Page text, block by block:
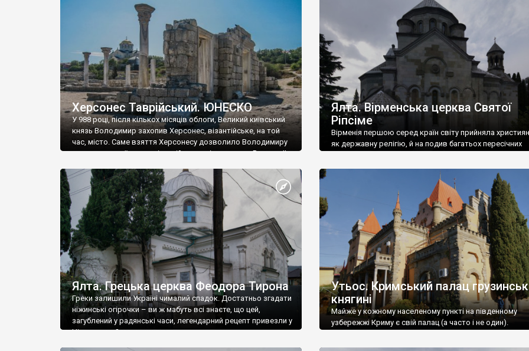
візантійської доби. Раритети викрадені з фондів об’єкту
культурної спадщини ЮНЕСКО «Херсонеса Таврійського».
Офіційно – на виставку «Золото Візантії», але експерти та
влада в Україні вважають це лише […]
називаються «повстяками» (postaki)…” “Вино. Крим
виробляє відмінне вино і його вдосталь: воно все
легке біле і дуже […]
Херсонес Таврійський. ЮНЕСКО
У 988 році, після кількох місяців облоги, Великий київський
князь Володимир захопив Херсонес, візантійське, на той
час, місто. Саме взяття Херсонесу дозволило Володимиру
диктувати свої умови візантійському імператору Василю ІІ,
Херсонесі Володимир-язичник, став Василем-
християнином. А потім було Хрещення Русі. На честь
Херсонесу Таврійського названо місто […]
Ялта. Вірменська церква Святої
Ріпсіме
Вірменія першою серед країн світу прийняла
як державну релігію, й на подив багатьох пересічних
Ялта. Грецька церква Феодора Тирона
Греки залишили Україні чималий спадок. Достатньо згадати
ніжинські огірочки – ви ж мабуть всі знаєте, що цей,
загублений у радянські часи, легендарний рецепт привезли у
Ніжин греки?
Утьос. Кримський палац
княгині
Майже у кожному населеному пункті на південному
узбережжі Криму є свій палац (а часто і не один).